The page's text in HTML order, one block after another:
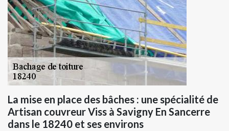
La mise en place des bâches : une spécialité de
Artisan couvreur Viss à Savigny En Sancerre
dans le 18240 et ses environs